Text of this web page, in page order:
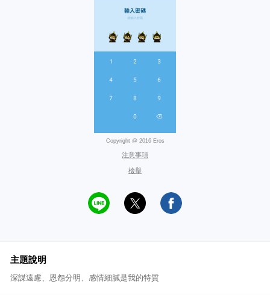
Copyright @ 2016 Eros
注意事項
檢舉
主題說明
深謀遠慮、恩怨分明、感情細膩是我的特質